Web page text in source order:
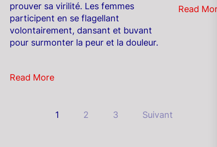
prouver sa virilité. Les femmes
participent en se flagellant
volontairement, dansant et buvant
pour surmonter la peur et la douleur.
Read More
Read
Pagination
1 2 3 Suivant